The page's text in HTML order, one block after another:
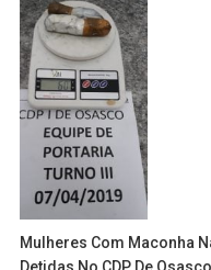
Mulheres Com Maconha